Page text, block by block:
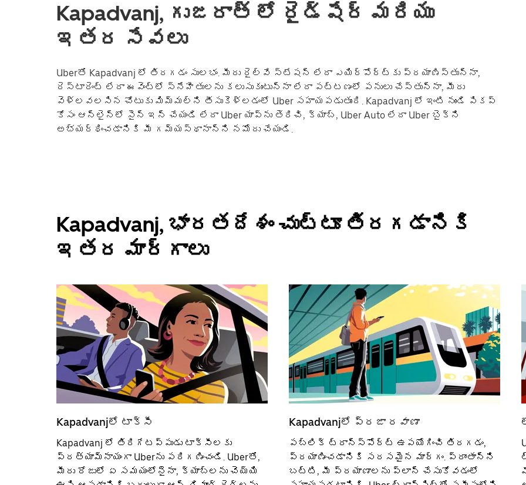
Kapadvanj, గుజరాత్ లో రైడ్‌షేర్ మరియు
ఇతర సేవలు
Uberతో Kapadvanj లో తిరగడం సులభం. మీరు రైల్వే స్టేషన్ లేదా ఎయిర్‌పోర్ట్‌కు ప్రయాణిస్తున్నా,
రెస్టారెంట్ లేదా ఈవెంట్లో స్నేహితులను కలుసుకుంటున్నా లేదా పట్టణంలో పనులు చేస్తున్నా, మీరు
వెళ్లవలసిన చోటుకు మిమ్మల్ని తీసుకెళ్లడంలో Uber సహాయపడుతుంది. Kapadvanj లో ఇంటి నుండి పికప్
కోసం ఆన్‌లైన్‌లో సైన్ ఇన్ చేయండి లేదా Uber యాప్‌ను తెరిచి, క్యాబ్, Uber Auto లేదా Uber బైక్‌ని
అభ్యర్థించడానికి మీ గమ్యస్థానాన్ని నమోదు చేయండి.
Kapadvanj, భారతదేశం చుట్టూ తిరగడానికి
ఇతర మార్గాలు
Kapadvanjలో టాక్సీ
Kapadvanj లో తిరిగేటప్పుడు టాక్సీలకు
ప్రత్యామ్నాయంగా Uberను పరిగణించండి. Uberతో,
మీరు రోజులో ఏ సమయంలోనైనా, క్యాబ్‌లను చెయ్యి
Kapadvanjలో ప్రజా రవాణా
పబ్లిక్ ట్రాన్స్‌పోర్ట్‌ ఉపయోగించి తిరగడం,
ప్రయాణించడానికి సరసమైన మార్గం. ప్రాంతాన్ని
బట్టి, మీ ప్రయాణాలను ప్లాన్ చేసుకోవడంలో